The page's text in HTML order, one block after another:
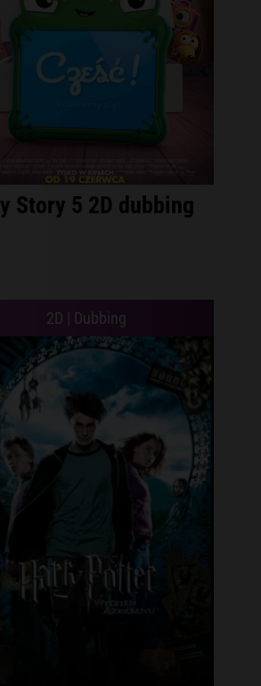
Story 5 2D dubbing
2D | Dubbing